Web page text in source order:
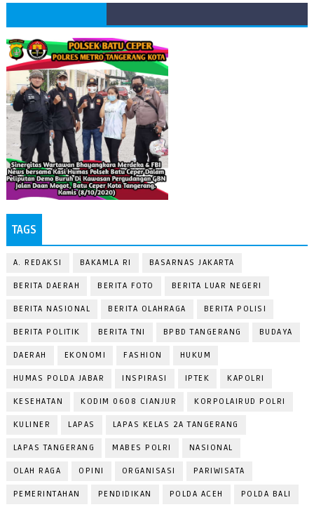
TAGS
A. REDAKSI BAKAMLA RI BASARNAS JAKARTA
BERITA DAERAH BERITA FOTO BERITA LUAR NEGERI
BERITA NASIONAL BERITA OLAHRAGA BERITA POLISI
BERITA POLITIK BERITA TNI BPBD TANGERANG BUDAYA
DAERAH EKONOMI FASHION HUKUM
HUMAS POLDA JABAR INSPIRASI IPTEK KAPOLRI
KESEHATAN KODIM 0608 CIANJUR KORPOLAIRUD POLRI
KULINER LAPAS LAPAS KELAS 2A TANGERANG
LAPAS TANGERANG MABES POLRI NASIONAL
OLAH RAGA OPINI ORGANISASI PARIWISATA
PEMERINTAHAN PENDIDIKAN POLDA ACEH POLDA BALI